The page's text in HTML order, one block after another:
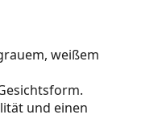
weißem
und einen